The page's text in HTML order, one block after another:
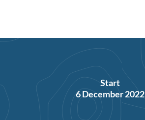
Start
6 December 2022